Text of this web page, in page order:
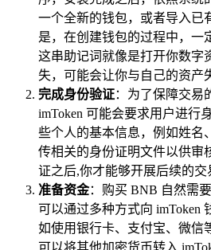
一个全新的钱包，或者导入已
是，在创建钱包的过程中，一
这串助记词就像是打开你数字
失，可能会让你与自己的资产
完成身份验证：为了保障交易
imToken 可能会要求用户进行
些个人的基本信息，例如姓名
传相关的身份证明文件以供审
证之后,你才能够开展后续的交
准备资金：购买 BNB 自然需
可以通过多种方式向 imToken
如使用银行卡、支付宝、微信
可以将其他加密货币转入